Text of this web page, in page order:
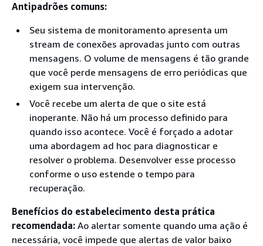
Antipadrões comuns:
Seu sistema de monitoramento apresenta um
stream de conexões aprovadas junto com outras
mensagens. O volume de mensagens é tão grande
que você perde mensagens de erro periódicas que
exigem sua intervenção.
Você recebe um alerta de que o site está
inoperante. Não há um processo definido para
quando isso acontece. Você é forçado a adotar
uma abordagem ad hoc para diagnosticar e
resolver o problema. Desenvolver esse processo
conforme o uso estende o tempo para
recuperação.
Benefícios do estabelecimento desta prática
recomendada: Ao alertar somente quando uma ação é
necessária, você impede que alertas de valor baixo